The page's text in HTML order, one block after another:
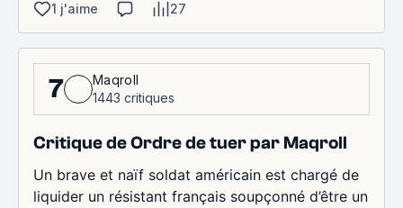
1 j'aime
27
7
Maqroll
1443 critiques
Critique de Ordre de tuer par Maqroll
Un brave et naïf soldat américain est chargé de
liquider un résistant français soupçonné d’être un